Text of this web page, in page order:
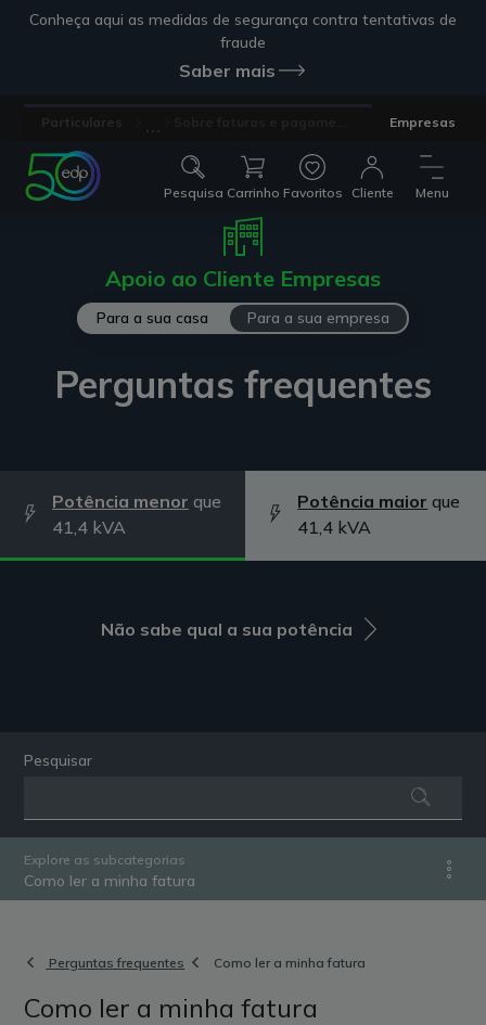
Conheça aqui as medidas de segurança contra tentativas de
fraude
Saber mais
Empresas
Pesquisa Carrinho Favoritos Cliente Menu
Apoio ao Cliente Empresas
Para a sua casa Para a sua empresa
Perguntas frequentes
Potência menor que
41,4 kVA
Potência maior que
41,4 kVA
Não sabe qual a sua potência
Pesquisar
Explore as subcategorias
Como ler a minha fatura
Perguntas frequentes Como ler a minha fatura
Como ler a minha fatura